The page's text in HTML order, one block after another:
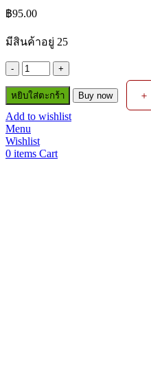
฿95.00
มีสินค้าอยู่ 25
จำนวน
AG60C
TIP
1.0MM
BAWPCUTTIP16
CUT1500
(5PCS/PCK)
ชิ้น
หยิบใส่ตะกร้า Buy now
Add to wishlist
Menu
Wishlist
0 items Cart